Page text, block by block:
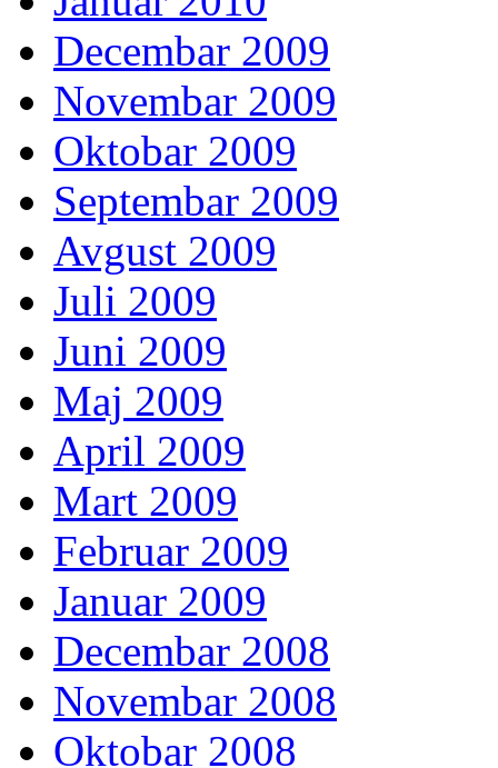
Decembar 2009
Novembar 2009
Oktobar 2009
Septembar 2009
Avgust 2009
Juli 2009
Juni 2009
Maj 2009
April 2009
Mart 2009
Februar 2009
Januar 2009
Decembar 2008
Novembar 2008
Oktobar 2008